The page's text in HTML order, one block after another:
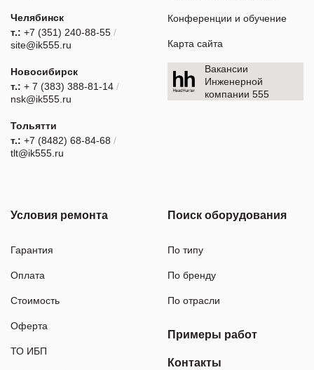
Челябинск
т.: +7 (351) 240-88-55 /
site@ik555.ru
Новосибирск
т.: + 7 (383) 388-81-14 /
nsk@ik555.ru
Тольятти
т.: +7 (8482) 68-84-68 /
tlt@ik555.ru
Конференции и обучение
Карта сайта
Вакансии
Инженерной
компании 555
Условия ремонта
Гарантия
Оплата
Стоимость
Оферта
ТО ИБП
Поиск оборудования
По типу
По бренду
По отрасли
Примеры работ
Контакты